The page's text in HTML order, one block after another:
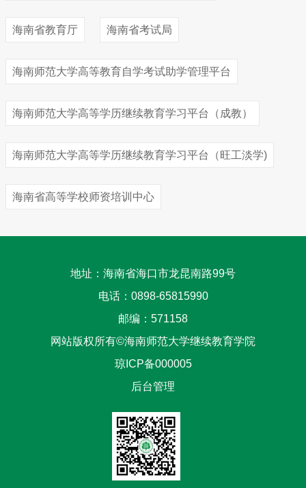
海南省教育厅 海南省考试局
海南师范大学高等教育自学考试助学管理平台
海南师范大学高等学历继续教育学习平台（成教）
海南师范大学高等学历继续教育学习平台（旺工淡学)
海南省高等学校师资培训中心
地址：海南省海口市龙昆南路99号
电话：0898-65815990
邮编：571158
网站版权所有©海南师范大学继续教育学院
琼ICP备000005
后台管理